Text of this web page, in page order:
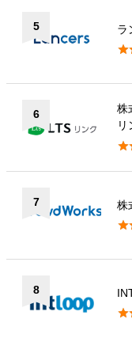
5
ラ

6
株
リ

7
株

8
